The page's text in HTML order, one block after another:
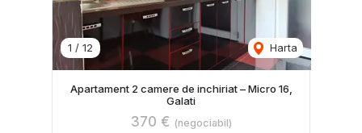
1 / 12 Harta
Apartament 2 camere de inchiriat – Micro 16,
Galati
370 € (negociabil)